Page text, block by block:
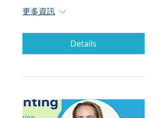
更多資訊
Details